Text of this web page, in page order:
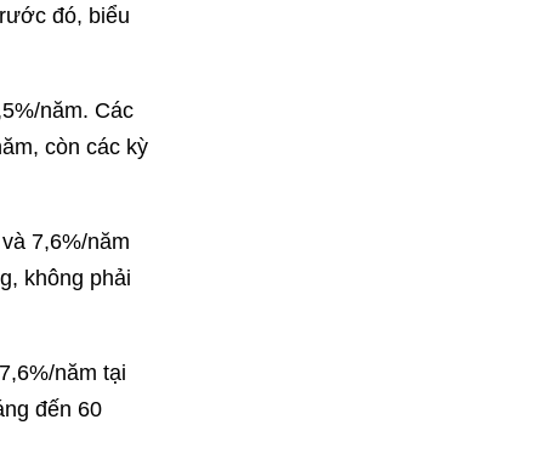
đó, biểu
năm. Các
còn các kỳ
7,6%/năm
không phải
năm tại
đến 60